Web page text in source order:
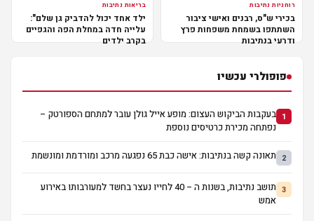
רוחניות נתיבות
בכירי ש"ס, רבנים ואישי ציבור
השתתפו בשמחת משפחות פרץ
ודרעי בנתיבות
בריאות נתיבות
ילד אחד יכול להדביק גן שלם":
עלייה חדה במחלת הפה והגפיים
בקרב ילדים
פופולרי עכשיו
1 בעקבות הביקוש העצום: מופע אייל גולן עובר למתחם הספורטק –
נפתחה מכירת כרטיסים נוספת
2 תאונה קשה בנתיבות: אישה כבת 65 נפגעה מרכב ומורדמת ומונשמת
3
תושב נתיבות, בשנות ה – 40 לחייו נעצר בחשד למעורבותו באירוע
אמש